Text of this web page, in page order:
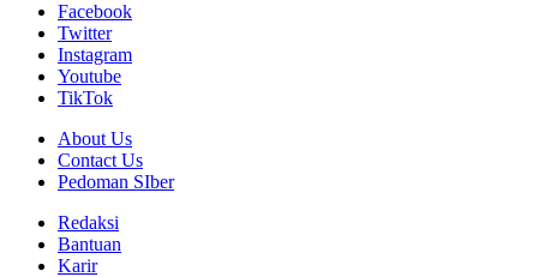
Facebook
Twitter
Instagram
Youtube
TikTok
About Us
Contact Us
Pedoman SIber
Redaksi
Bantuan
Karir